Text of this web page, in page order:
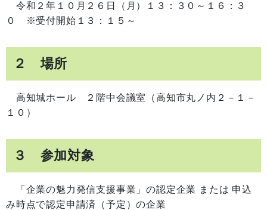
令和２年１０月２６日（月）１３：３０～１６：３
０ ※受付開始１３：１５～
２ 場所
高知城ホール ２階中会議室（高知市丸ノ内２－１－
１０）
３ 参加対象
「企業の魅力発信支援事業」の認定企業 または 申込
み時点で認定申請済（予定）の企業